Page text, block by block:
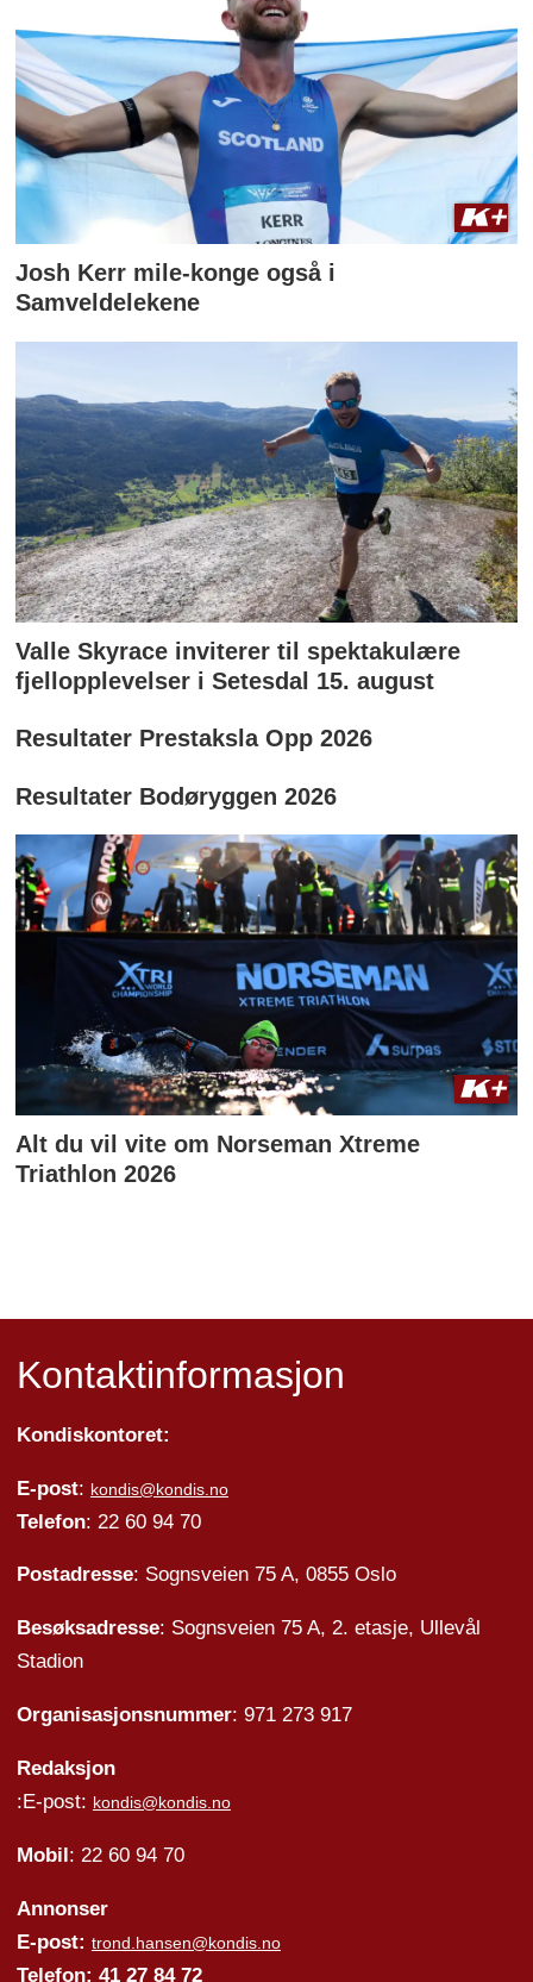
Josh Kerr mile-konge også i
Samveldelekene
Valle Skyrace inviterer til spektakulære
fjellopplevelser i Setesdal 15. august
Resultater Prestaksla Opp 2026
Resultater Bodøryggen 2026
Alt du vil vite om Norseman Xtreme
Triathlon 2026
Kontaktinformasjon
Kondiskontoret:
E-post: kondis@kondis.no
Telefon: 22 60 94 70
Postadresse: Sognsveien 75 A, 0855 Oslo
Besøksadresse: Sognsveien 75 A, 2. etasje, Ullevål
Stadion
Organisasjonsnummer: 971 273 917
Redaksjon
:E-post: kondis@kondis.no
Mobil : 22 60 94 70
Annonser
E-post: trond.hansen@kondis.no
Telefon: 41 27 84 72